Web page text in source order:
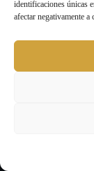
identificaciones únicas
afectar negativamente a
Aviso legal y